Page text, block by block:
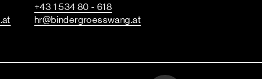
.at
+43 1 534 80 - 618
hr@bindergroesswang.at